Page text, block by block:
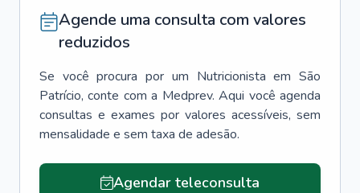
Agende uma consulta com valores
reduzidos
Se você procura por um Nutricionista em São
Patrício, conte com a Medprev. Aqui você agenda
consultas e exames por valores acessíveis, sem
mensalidade e sem taxa de adesão.
Agendar teleconsulta